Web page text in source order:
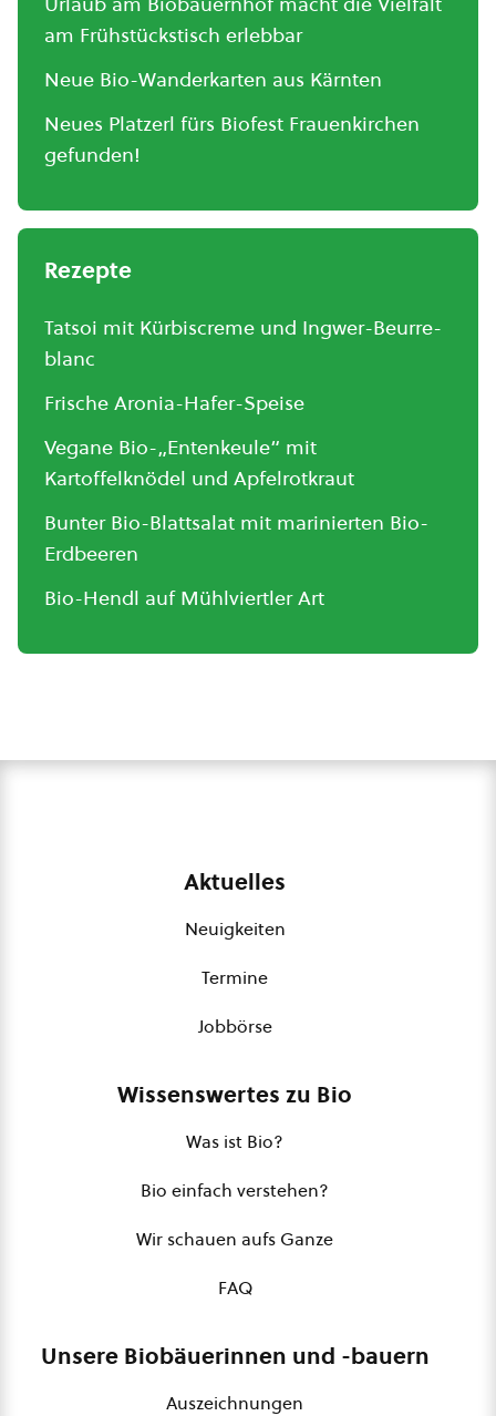
am Frühstückstisch erlebbar
Neue Bio-Wanderkarten aus Kärnten
Neues Platzerl fürs Biofest Frauenkirchen
gefunden!
Rezepte
Tatsoi mit Kürbiscreme und Ingwer-Beurre-
blanc
Frische Aronia-Hafer-Speise
Vegane Bio-„Entenkeule“ mit
Kartoffelknödel und Apfelrotkraut
Bunter Bio-Blattsalat mit marinierten Bio-
Erdbeeren
Bio-Hendl auf Mühlviertler Art
Aktuelles
Neuigkeiten
Termine
Jobbörse
Wissenswertes zu Bio
Was ist Bio?
Bio einfach verstehen?
Wir schauen aufs Ganze
FAQ
Unsere Biobäuerinnen und -bauern
Auszeichnungen